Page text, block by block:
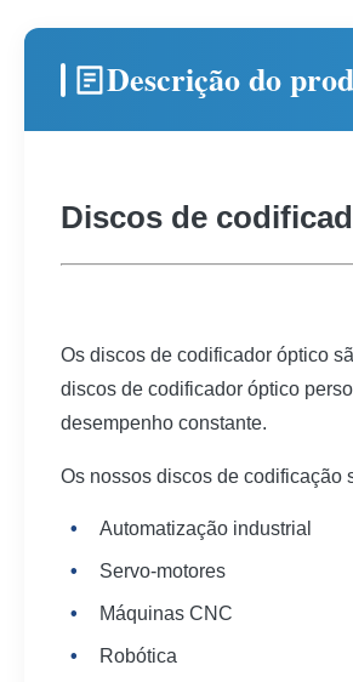
Descrição do
Discos de
Os discos de codificador óptico
discos de codificador óptico
desempenho constante.
Os nossos discos de codificação
Automatização industrial
Servo-motores
Máquinas CNC
Robótica